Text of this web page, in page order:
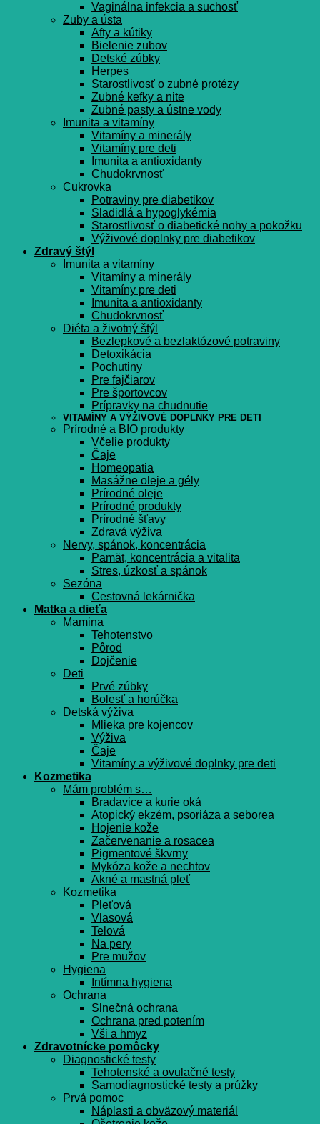
Vaginálna infekcia a suchosť
Zuby a ústa
Afty a kútiky
Bielenie zubov
Detské zúbky
Herpes
Starostlivosť o zubné protézy
Zubné kefky a nite
Zubné pasty a ústne vody
Imunita a vitamíny
Vitamíny a minerály
Vitamíny pre deti
Imunita a antioxidanty
Chudokrvnosť
Cukrovka
Potraviny pre diabetikov
Sladidlá a hypoglykémia
Starostlivosť o diabetické nohy a pokožku
Výživové doplnky pre diabetikov
Zdravý štýl
Imunita a vitamíny
Vitamíny a minerály
Vitamíny pre deti
Imunita a antioxidanty
Chudokrvnosť
Diéta a životný štýl
Bezlepkové a bezlaktózové potraviny
Detoxikácia
Pochutiny
Pre fajčiarov
Pre športovcov
Prípravky na chudnutie
VITAMÍNY A VÝŽIVOVÉ DOPLNKY PRE DETI
Prírodné a BIO produkty
Včelie produkty
Čaje
Homeopatia
Masážne oleje a gély
Prírodné oleje
Prírodné produkty
Prírodné šťavy
Zdravá výživa
Nervy, spánok, koncentrácia
Pamät, koncentrácia a vitalita
Stres, úzkosť a spánok
Sezóna
Cestovná lekárnička
Matka a dieťa
Mamina
Tehotenstvo
Pôrod
Dojčenie
Deti
Prvé zúbky
Bolesť a horúčka
Detská výživa
Mlieka pre kojencov
Výživa
Čaje
Vitamíny a výživové doplnky pre deti
Kozmetika
Mám problém s…
Bradavice a kurie oká
Atopický ekzém, psoriáza a seborea
Hojenie kože
Začervenanie a rosacea
Pigmentové škvrny
Mykóza kože a nechtov
Akné a mastná pleť
Kozmetika
Pleťová
Vlasová
Telová
Na pery
Pre mužov
Hygiena
Intímna hygiena
Ochrana
Slnečná ochrana
Ochrana pred potením
Vši a hmyz
Zdravotnícke pomôcky
Diagnostické testy
Tehotenské a ovulačné testy
Samodiagnostické testy a prúžky
Prvá pomoc
Náplasti a obväzový materiál